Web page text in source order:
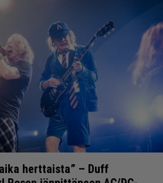
herttaista” – Duff